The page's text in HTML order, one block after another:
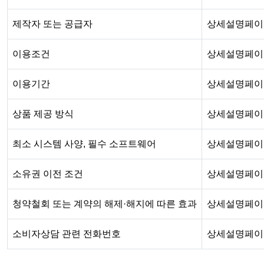
제작자 또는 공급자 상세설명페
이용조건 상세설명페
이용기간 상세설명페
상품 제공 방식 상세설명페
최소 시스템 사양, 필수 소프트웨어 상세설명페
소유권 이전 조건 상세설명페
청약철회 또는 계약의 해제·해지에 따른 효과 상세설명페
소비자상담 관련 전화번호 상세설명페